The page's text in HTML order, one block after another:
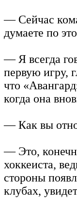
— Сейчас
думаете по
— Я всегда
первую игру,
что
когда она
— Как вы
— Это,
хоккеиста,
стороны
клубах,